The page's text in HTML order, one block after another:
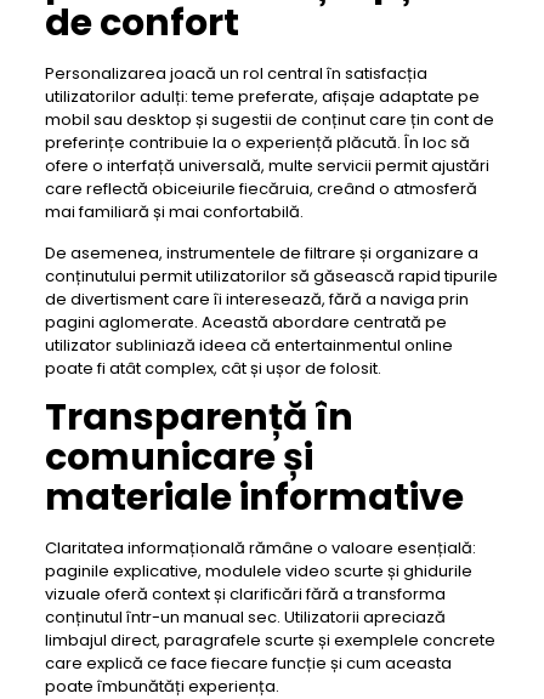
de confort
Personalizarea joacă un rol central în satisfacția
utilizatorilor adulți: teme preferate, afișaje adaptate pe
mobil sau desktop și sugestii de conținut care țin cont de
preferințe contribuie la o experiență plăcută. În loc să
ofere o interfață universală, multe servicii permit ajustări
care reflectă obiceiurile fiecăruia, creând o atmosferă
mai familiară și mai confortabilă.
De asemenea, instrumentele de filtrare și organizare a
conținutului permit utilizatorilor să găsească rapid tipurile
de divertisment care îi interesează, fără a naviga prin
pagini aglomerate. Această abordare centrată pe
utilizator subliniază ideea că entertainmentul online
poate fi atât complex, cât și ușor de folosit.
Transparență în
comunicare și
materiale informative
Claritatea informațională rămâne o valoare esențială:
paginile explicative, modulele video scurte și ghidurile
vizuale oferă context și clarificări fără a transforma
conținutul într-un manual sec. Utilizatorii apreciază
limbajul direct, paragrafele scurte și exemplele concrete
care explică ce face fiecare funcție și cum aceasta
poate îmbunătăți experiența.